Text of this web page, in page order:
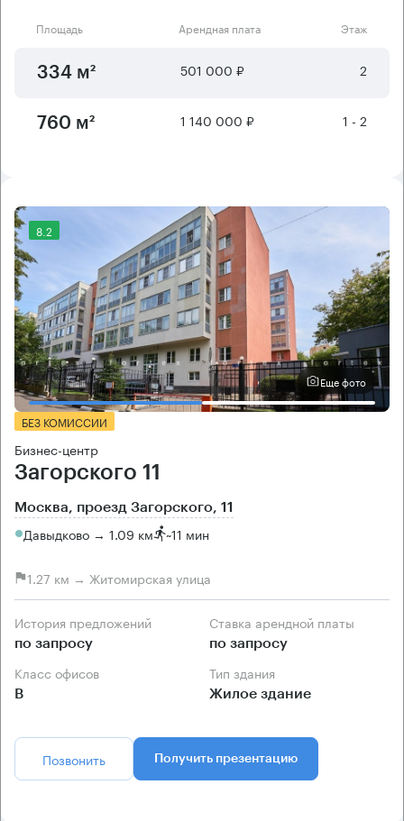
Площадь Арендная плата Этаж
334 м² 501 000 ₽ 2
760 м² 1 140 000 ₽ 1 - 2
8.2
Еще фото
БЕЗ КОМИССИИ
Бизнес-центр
Загорского 11
Москва, проезд Загорского, 11
Давыдково → 1.09 км ~11 мин
1.27 км → Житомирская улица
История предложений
по запросу
Ставка арендной платы
по запросу
Класс офисов
B
Тип здания
Жилое здание
Позвонить Получить презентацию